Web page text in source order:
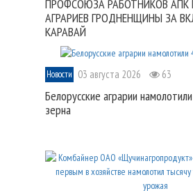
ПРОФСОЮЗА РАБОТНИКОВ АПК
АГРАРИЕВ ГРОДНЕНЩИНЫ ЗА
КАРАВАЙ
Новости 03 августа 2026 63
Белорусские аграрии
зерна